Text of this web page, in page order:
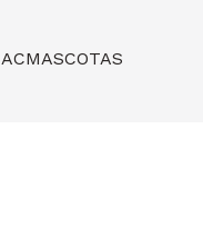
ACMASCOTAS